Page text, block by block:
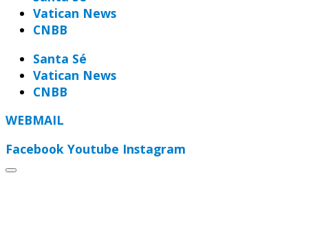
Vatican News
CNBB
Santa Sé
Vatican News
CNBB
WEBMAIL
Facebook Youtube Instagram